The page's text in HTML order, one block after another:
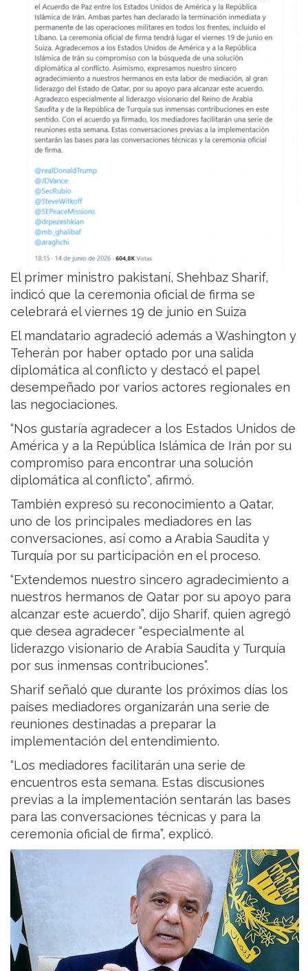
El primer ministro pakistaní, Shehbaz Sharif,
indicó que la ceremonia oficial de firma se
celebrará el viernes 19 de junio en Suiza
El mandatario agradeció además a Washington y
Teherán por haber optado por una salida
diplomática al conflicto y destacó el papel
desempeñado por varios actores regionales en
las negociaciones.
“Nos gustaría agradecer a los Estados Unidos de
América y a la República Islámica de Irán por su
compromiso para encontrar una solución
diplomática al conflicto”, afirmó.
También expresó su reconocimiento a Qatar,
uno de los principales mediadores en las
conversaciones, así como a Arabia Saudita y
Turquía por su participación en el proceso.
“Extendemos nuestro sincero agradecimiento a
nuestros hermanos de Qatar por su apoyo para
alcanzar este acuerdo”, dijo Sharif, quien agregó
que desea agradecer “especialmente al
liderazgo visionario de Arabia Saudita y Turquía
por sus inmensas contribuciones”.
Sharif señaló que durante los próximos días los
países mediadores organizarán una serie de
reuniones destinadas a preparar la
implementación del entendimiento.
“Los mediadores facilitarán una serie de
encuentros esta semana. Estas discusiones
previas a la implementación sentarán las bases
para las conversaciones técnicas y para la
ceremonia oficial de firma”, explicó.